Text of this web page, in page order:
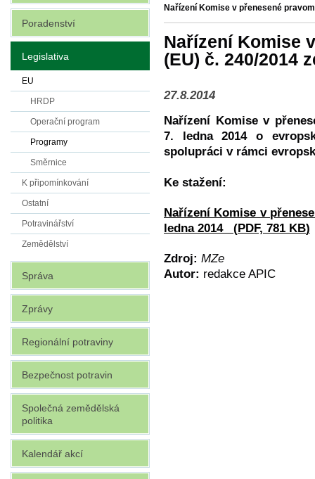
Nařízení Komise v přenesené
Nařízení Komise
(EU) č. 240/2014
27.8.2014
Nařízení Komise v
7. ledna 2014 o
spolupráci v rámci
Ke stažení:
Nařízení Komise v
ledna 2014
(PDF, 781 KB)
Zdroj: MZe
Autor: redakce APIC
Poradenství
Legislativa
EU
HRDP
Operační program
Programy
Směrnice
K připomínkování
Ostatní
Potravinářství
Zemědělství
Správa
Zprávy
Regionální potraviny
Bezpečnost potravin
Společná zemědělská
politika
Kalendář akcí